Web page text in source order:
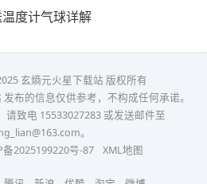
度计气球详解
玄熵元火星下载站 版权所有
布的信息仅供参考，不构成任何承诺。
请致电 15533027283 或发送邮件至
。
备2025199220号-87 XML地图